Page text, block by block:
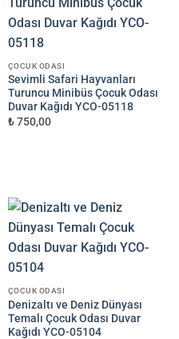
ÇOCUK ODASI
Sevimli Safari Hayvanları
Turuncu Minibüs Çocuk Odası
Duvar Kağıdı YCO-05118
₺ 750,00
ÇOCUK ODASI
Denizaltı ve Deniz Dünyası
Temalı Çocuk Odası Duvar
Kağıdı YCO-05104